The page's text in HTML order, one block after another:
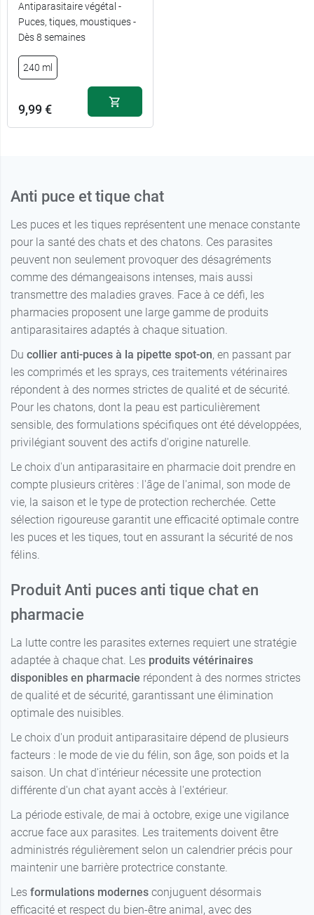
100 ml 13,99 €
Antiparasitaire végétal -
Puces, tiques, moustiques -
Dès 8 semaines
240 ml
9,99 €
Anti puce et tique chat
Les puces et les tiques représentent une menace constante
pour la santé des chats et des chatons. Ces parasites
peuvent non seulement provoquer des désagréments
comme des démangeaisons intenses, mais aussi
transmettre des maladies graves. Face à ce défi, les
pharmacies proposent une large gamme de produits
antiparasitaires adaptés à chaque situation.
Du collier anti-puces à la pipette spot-on, en passant par
les comprimés et les sprays, ces traitements vétérinaires
répondent à des normes strictes de qualité et de sécurité.
Pour les chatons, dont la peau est particulièrement
sensible, des formulations spécifiques ont été développées,
privilégiant souvent des actifs d'origine naturelle.
Le choix d'un antiparasitaire en pharmacie doit prendre en
compte plusieurs critères : l'âge de l'animal, son mode de
vie, la saison et le type de protection recherchée. Cette
sélection rigoureuse garantit une efficacité optimale contre
les puces et les tiques, tout en assurant la sécurité de nos
félins.
Produit Anti puces anti tique chat en
pharmacie
La lutte contre les parasites externes requiert une stratégie
adaptée à chaque chat. Les produits vétérinaires
disponibles en pharmacie répondent à des normes strictes
de qualité et de sécurité, garantissant une élimination
optimale des nuisibles.
Le choix d'un produit antiparasitaire dépend de plusieurs
facteurs : le mode de vie du félin, son âge, son poids et la
saison. Un chat d'intérieur nécessite une protection
différente d'un chat ayant accès à l'extérieur.
La période estivale, de mai à octobre, exige une vigilance
accrue face aux parasites. Les traitements doivent être
administrés régulièrement selon un calendrier précis pour
maintenir une barrière protectrice constante.
Les formulations modernes conjuguent désormais
efficacité et respect du bien-être animal, avec des